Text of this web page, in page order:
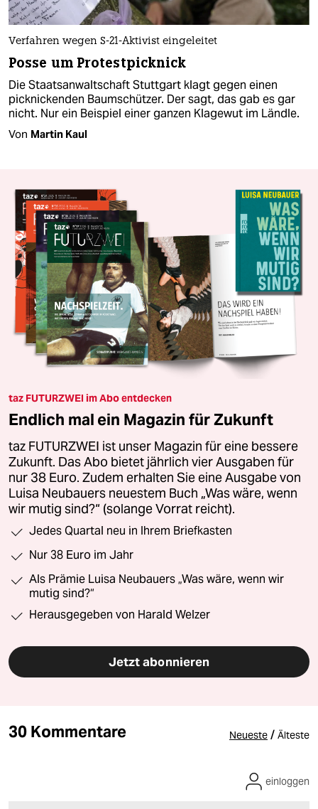
Verfahren wegen S-21-Aktivist eingeleitet
Posse um Protestpicknick
Die Staatsanwaltschaft Stuttgart klagt gegen einen
picknickenden Baumschützer. Der sagt, das gab es gar
nicht. Nur ein Beispiel einer ganzen Klagewut im Ländle.
Von Martin Kaul
taz FUTURZWEI im Abo entdecken
Endlich mal ein Magazin für Zukunft
taz FUTURZWEI ist unser Magazin für eine bessere
Zukunft. Das Abo bietet jährlich vier Ausgaben für
nur 38 Euro. Zudem erhalten Sie eine Ausgabe von
Luisa Neubauers neuestem Buch „Was wäre, wenn
wir mutig sind?“ (solange Vorrat reicht).
Jedes Quartal neu in Ihrem Briefkasten
Nur 38 Euro im Jahr
Als Prämie Luisa Neubauers „Was wäre, wenn wir
mutig sind?“
Herausgegeben von Harald Welzer
Jetzt abonnieren
30 Kommentare Neueste / Älteste
einloggen